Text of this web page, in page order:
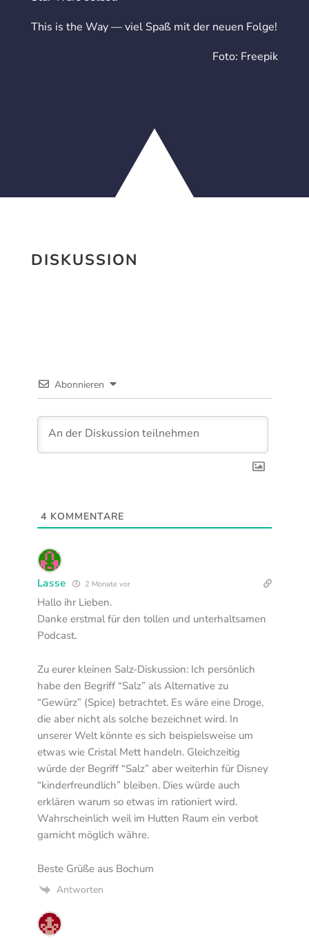
This is the Way — viel Spaß mit der neuen Folge!
Foto: Freepik
DISKUSSION
Abonnieren
4 KOMMENTARE
Lasse 2 Monate vor
Hallo ihr Lieben.
Danke erstmal für den tollen und unterhaltsamen
Podcast.
Zu eurer kleinen Salz-Diskussion: Ich persönlich
habe den Begriff “Salz” als Alternative zu
“Gewürz” (Spice) betrachtet. Es wäre eine Droge,
die aber nicht als solche bezeichnet wird. In
unserer Welt könnte es sich beispielsweise um
etwas wie Cristal Mett handeln. Gleichzeitig
würde der Begriff “Salz” aber weiterhin für Disney
“kinderfreundlich” bleiben. Dies würde auch
erklären warum so etwas im rationiert wird.
Wahrscheinlich weil im Hutten Raum ein verbot
garnicht möglich währe.
Beste Grüße aus Bochum
Antworten